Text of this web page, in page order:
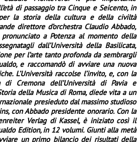
di passaggio tra Cinque e Seicento, in
la storia della cultura e della civiltà
direttore d’orchestra Claudio Abbado,
a Potenza al momento della
dall’Università della Basilicata,
per l’arte tanto profonda da sembrargli
e raccomandò di avviare una nuova
L’Università raccolse l’invito, e, con la
di Cremona dell’Università di Pavia e
della Musica di Roma, diede vita a un
presieduto dal massimo studioso
con Abbado presidente onorario. Con la
Verlag di Kassel, è iniziato così il
Edition, in 12 volumi. Giunti alla metà
un primo bilancio dei risultati della